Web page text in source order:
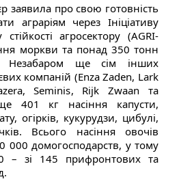
заявила про свою готовність
аграріям через Ініціативу
агросектору (AGRI-
моркви та понад 350 тонн
Незабаром ще сім інших
компаній (Enza Zaden, Lark
Seminis, Rijk Zwaan та
401 кг насіння капусти,
огірків, кукурудзи, цибулі,
Всього насіння овочів
000 домогосподарств, у тому
– зі 145 прифронтових та